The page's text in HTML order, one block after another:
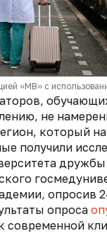
«МВ» с
не
который
получили
опросив
опроса
современной